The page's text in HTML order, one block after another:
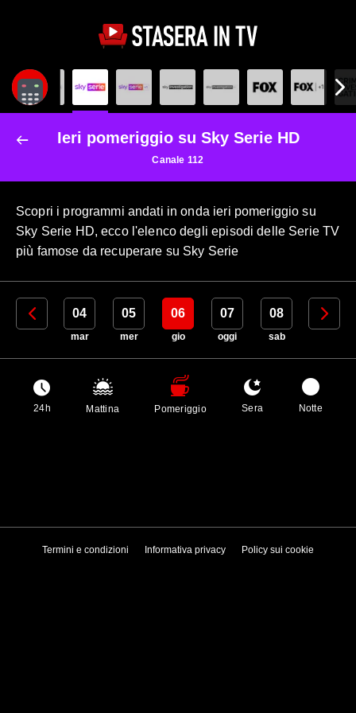
Ieri pomeriggio su Sky Serie HD
Canale 112
Scopri i programmi andati in onda ieri pomeriggio su
Sky Serie HD, ecco l'elenco degli episodi delle Serie TV
più famose da recuperare su Sky Serie
03 04
mar
05
mer
06
gio
07
oggi
08
sab
09
24h Mattina Pomeriggio Sera Notte
Termini e condizioni Informativa privacy Policy sui cookie